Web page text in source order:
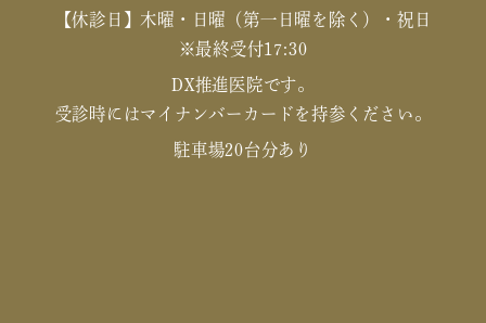
【休診日】木曜・日曜（第一日曜を除く）・祝日
※最終受付17:30
DX推進医院です。
受診時にはマイナンバーカードを持参ください。
駐車場20台分あり